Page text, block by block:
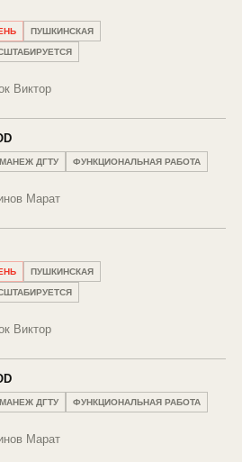
ПУШКИНСКАЯ
Виктор
МАНЕЖ ДГТУ ФУНКЦИОНАЛЬНАЯ РАБОТА
Марат
ПУШКИНСКАЯ
Виктор
МАНЕЖ ДГТУ ФУНКЦИОНАЛЬНАЯ РАБОТА
Марат